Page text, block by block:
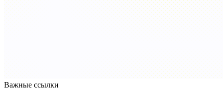
Важные ссылки